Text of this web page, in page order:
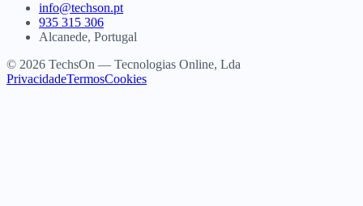
info@techson.pt
935 315 306
Alcanede, Portugal
© 2026 TechsOn — Tecnologias Online, Lda
PrivacidadeTermosCookies